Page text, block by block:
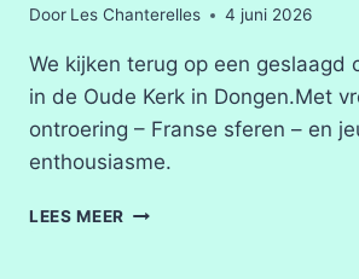
Door Les Chanterelles 4 juni 2026
We kijken terug op een geslaagd
in de Oude Kerk in Dongen.Met
ontroering – Franse sferen – en
enthousiasme.
LEES MEER GESLAAGD